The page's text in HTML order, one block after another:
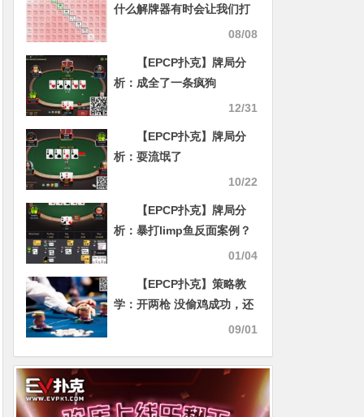
什么解牌器有时会让我们打
08/08
【EPCP扑克】牌局分
析：成全了一条疯狗
12/31
【EPCP扑克】牌局分
析：耍流氓了
10/22
【EPCP扑克】牌局分
析：暴打limp鱼反面案例？
01/04
【EPCP扑克】策略教
学：开两枪 没偷鸡成功，还
09/01